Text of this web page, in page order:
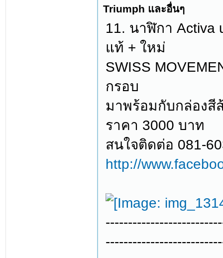
Triumph และอื่นๆ
11. นาฬิกา
แท้ + ใหม่
SWISS
กรอบ
มาพร้อมกับกล่องสี
ราคา 3000 บาท
สนใจติดต่อ 081-
http://